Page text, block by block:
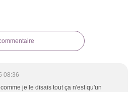
08:36
je le disais tout ça n'est qu'un